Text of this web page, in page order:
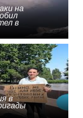
на
в
в